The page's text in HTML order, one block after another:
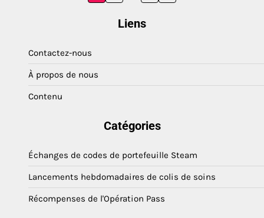
Liens
Contactez-nous
À propos de nous
Contenu
Catégories
Échanges de codes de portefeuille Steam
Lancements hebdomadaires de colis de soins
Récompenses de l'Opération Pass